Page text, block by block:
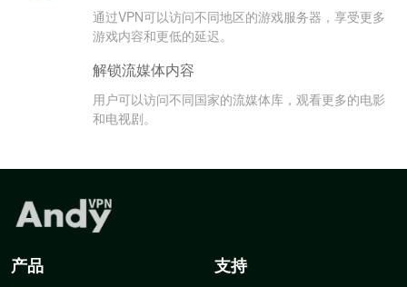
通过VPN可以访问不同地区的游戏服务器，享受更多
游戏内容和更低的延迟。
解锁流媒体内容
用户可以访问不同国家的流媒体库，观看更多的电影
和电视剧。
产品 支持